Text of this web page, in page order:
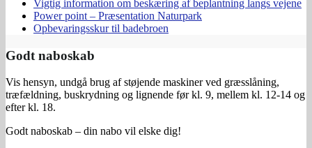
Vigtig information om beskæring af beplantning langs vejene
Power point – Præsentation Naturpark
Opbevaringsskur til badebroen
Godt naboskab
Vis hensyn, undgå brug af støjende maskiner ved græsslåning,
træfældning, buskrydning og lignende før kl. 9, mellem kl. 12-14 og
efter kl. 18.
Godt naboskab – din nabo vil elske dig!